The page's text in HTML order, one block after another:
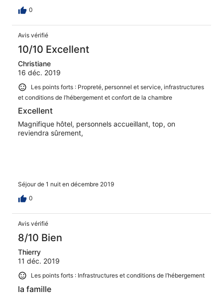
0
Avis vérifié
10/10 Excellent
Christiane
16 déc. 2019
Les points forts : Propreté, personnel et service, infrastructures
et conditions de l’hébergement et confort de la chambre
Excellent
Magnifique hôtel, personnels accueillant, top, on
reviendra sûrement,
Séjour de 1 nuit en décembre 2019
0
Avis vérifié
8/10 Bien
Thierry
11 déc. 2019
Les points forts : Infrastructures et conditions de l’hébergement
la famille